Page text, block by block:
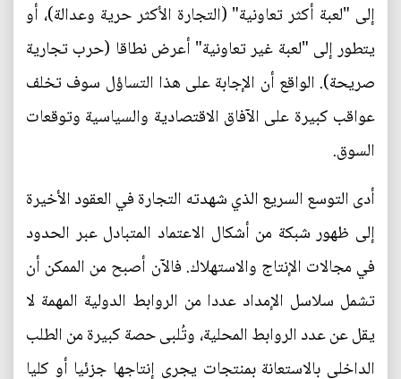
إلى "لعبة أكثر تعاونية" (التجارة الأكثر حرية وعدالة)، أو
يتطور إلى "لعبة غير تعاونية" أعرض نطاقا (حرب تجارية
صريحة). الواقع أن الإجابة على هذا التساؤل سوف تخلف
عواقب كبيرة على الآفاق الاقتصادية والسياسية وتوقعات
السوق.
أدى التوسع السريع الذي شهدته التجارة في العقود الأخيرة
إلى ظهور شبكة من أشكال الاعتماد المتبادل عبر الحدود
في مجالات الإنتاج والاستهلاك. فالآن أصبح من الممكن أن
تشمل سلاسل الإمداد عددا من الروابط الدولية المهمة لا
يقل عن عدد الروابط المحلية، وتُلبى حصة كبيرة من الطلب
الداخلي بالاستعانة بمنتجات يجري إنتاجها جزئيا أو كليا